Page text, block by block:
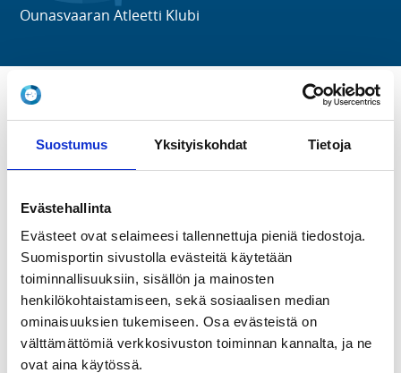
Suostumus Yksityiskohdat Tietoja
Evästehallinta
Evästeet ovat selaimeesi tallennettuja pieniä tiedostoja.
Suomisportin sivustolla evästeitä käytetään
toiminnallisuuksiin, sisällön ja mainosten
henkilökohtaistamiseen, sekä sosiaalisen median
ominaisuuksien tukemiseen. Osa evästeistä on
välttämättömiä verkkosivuston toiminnan kannalta, ja ne
ovat aina käytössä.
Ounasvaaran Atleetti Klubi
TIME
Su 21.7.2024 at 10:00 - 15:00
Santasportin Voimapaja
View map
LOCALITY
Rovaniemi
SPORTS